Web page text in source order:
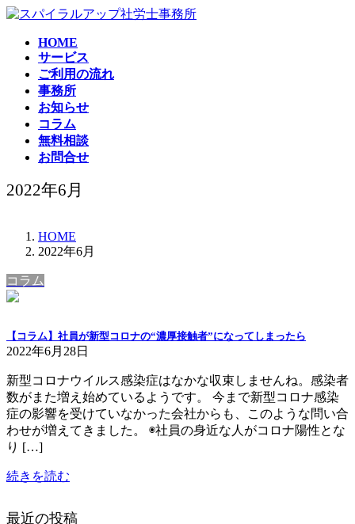
コ
ナ
HOME
サービス
ご利用の流れ
事務所
お知らせ
コラム
無料相談
お問合せ
2022年6月
HOME
2022年6月
コラム
【コラム】社員が新型コロナの“濃厚接触者”になってしまったら
2022年6月28日
新型コロナウイルス感染症はなかな収束しませんね。感染者
数がまた増え始めているようです。 今まで新型コロナ感染
症の影響を受けていなかった会社からも、このような問い合
わせが増えてきました。 ◉社員の身近な人がコロナ陽性とな
り […]
続きを読む
最近の投稿